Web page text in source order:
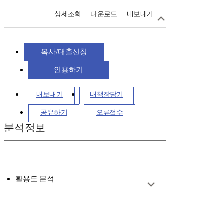
상세조회 다운로드 내보내기
복사/대출신청
인용하기
내보내기 내책장담기
공유하기 오류접수
분석정보
활용도 분석